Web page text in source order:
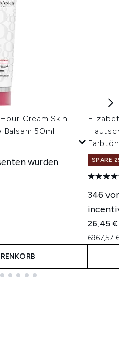
Cream Skin
50ml
wurden
Elizabeth
Farbtöne)
SPARE 25%
346 von
26,45 €
6967,57 €